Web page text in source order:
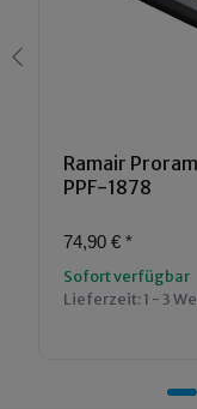
Ramair
PPF-1878
74,90 € *
Sofort verfügbar
Lieferzeit:1 - 3